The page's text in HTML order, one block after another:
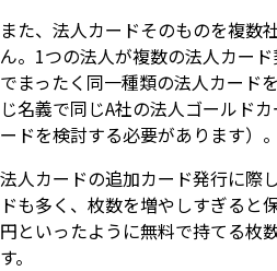
また、法人カードそのものを複数
ん。1つの法人が複数の法人カー
でまったく同一種類の法人カード
じ名義で同じA社の法人ゴールド
ードを検討する必要があります）。
法人カードの追加カード発行に際
ドも多く、枚数を増やしすぎると
円といったように無料で持てる枚
す。